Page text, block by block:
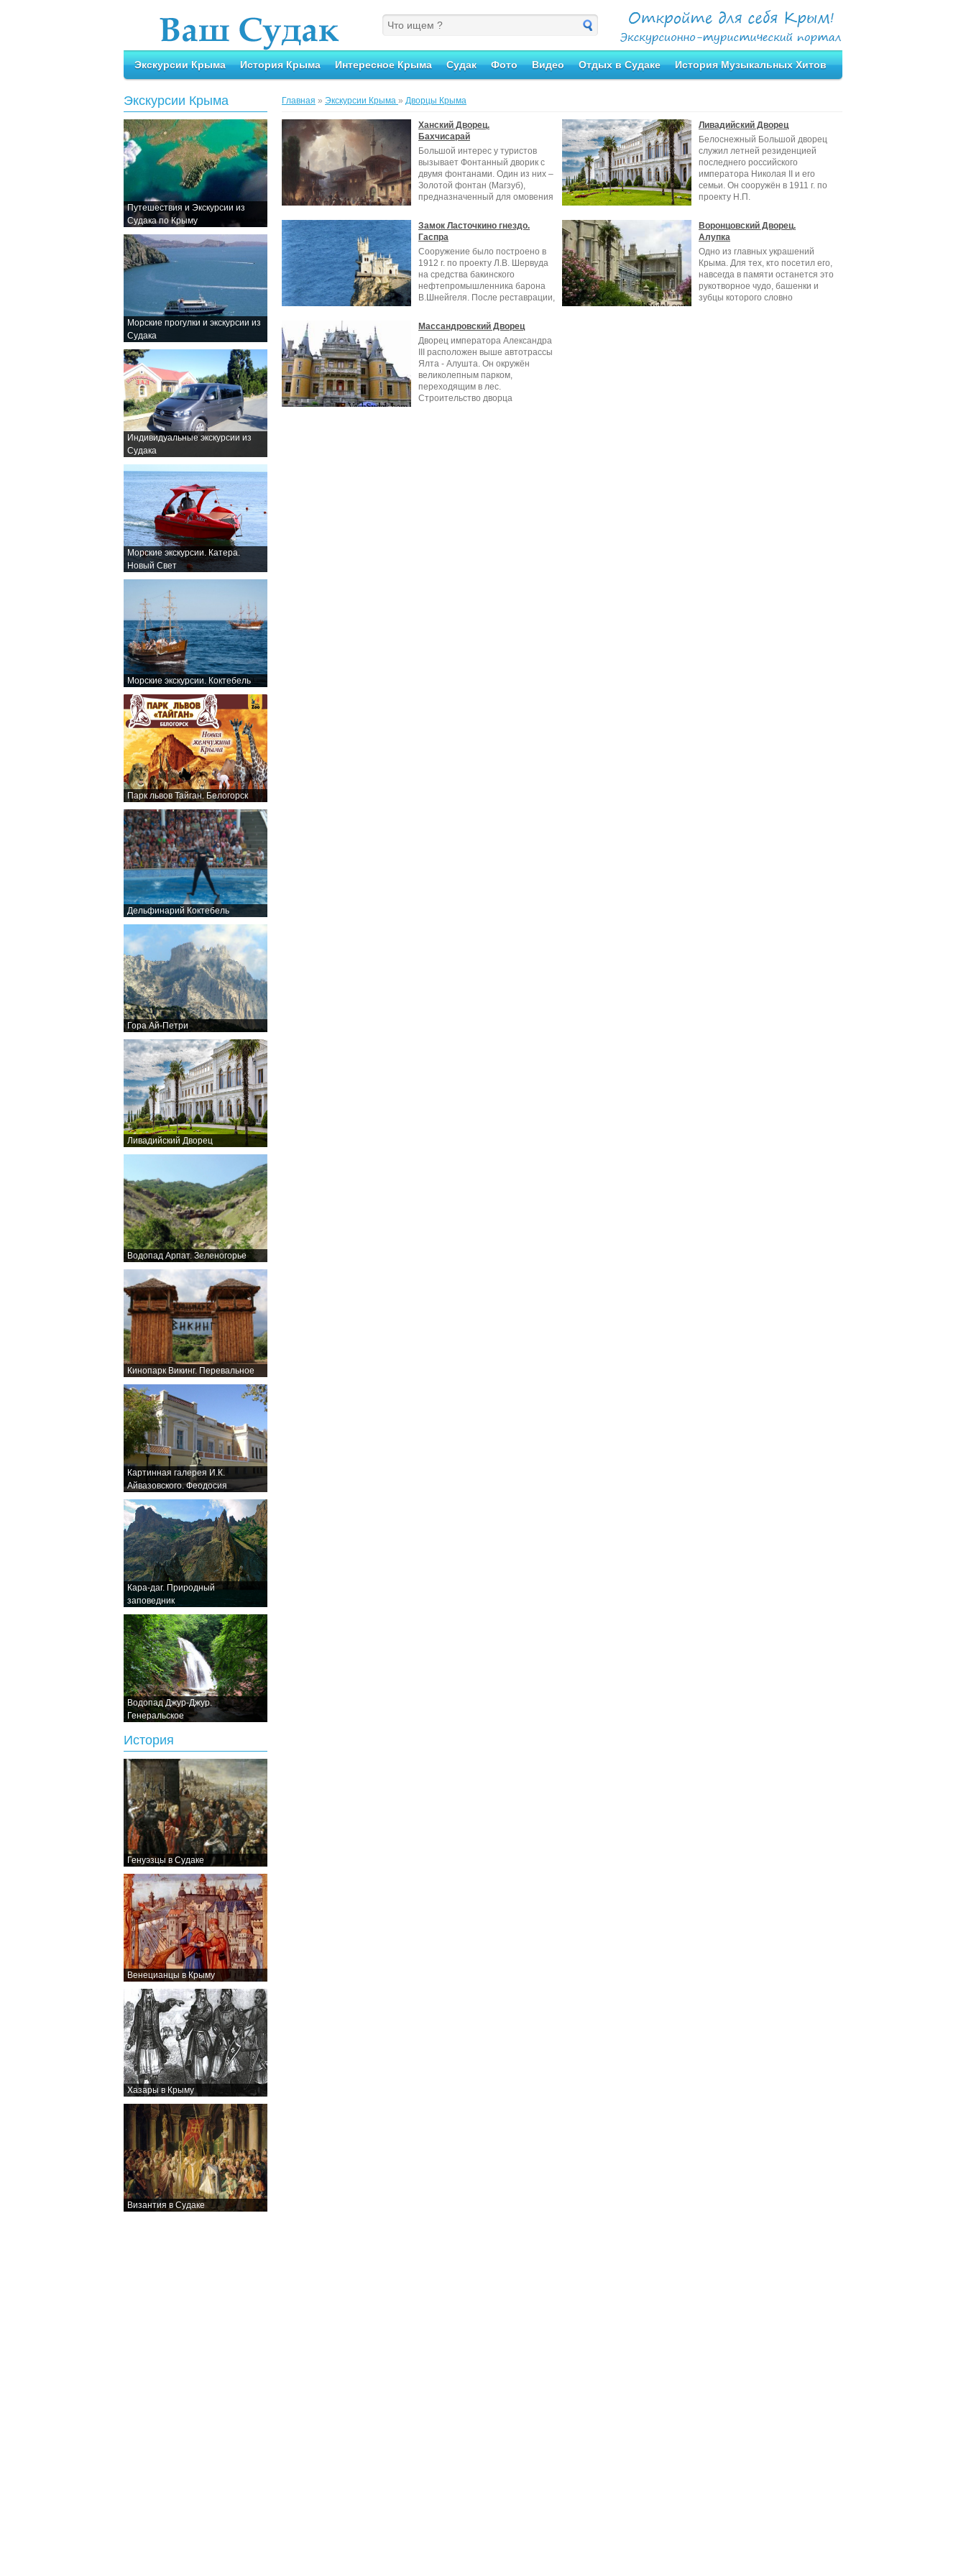
Экскурсии Крыма История Крыма Интересное Крыма Судак Фото Видео Отдых в Судаке История Музыкальных Хитов
Экскурсии Крыма
Путешествия и Экскурсии из
Судака по Крыму
Морские прогулки и экскурсии из
Судака
Индивидуальные экскурсии из
Судака
Морские экскурсии. Катера.
Новый Свет
Морские экскурсии. Коктебель
Парк львов Тайган. Белогорск
Дельфинарий Коктебель
Гора Ай-Петри
Ливадийский Дворец
Водопад Арпат. Зеленогорье
Кинопарк Викинг. Перевальное
Картинная галерея И.К.
Айвазовского. Феодосия
Кара-даг. Природный
заповедник
Водопад Джур-Джур.
Генеральское
История
Генуэзцы в Судаке
Венецианцы в Крыму
Хазары в Крыму
Византия в Судаке
Главная » Экскурсии Крыма » Дворцы Крыма
Ханский Дворец.
Бахчисарай
Большой интерес у туристов
вызывает Фонтанный дворик с
двумя фонтанами. Один из них –
Золотой фонтан (Магзуб),
предназначенный для омовения
Ливадийский Дворец
Белоснежный Большой дворец
служил летней резиденцией
последнего российского
императора Николая II и его
семьи. Он сооружён в 1911 г. по
проекту Н.П.
Замок Ласточкино гнездо.
Гаспра
Сооружение было построено в
1912 г. по проекту Л.В. Шервуда
на средства бакинского
нефтепромышленника барона
В.Шнейгеля. После реставрации,
Воронцовский Дворец.
Алупка
Одно из главных украшений
Крыма. Для тех, кто посетил его,
навсегда в памяти останется это
рукотворное чудо, башенки и
зубцы которого словно
Массандровский Дворец
Дворец императора Александра
III расположен выше автотрассы
Ялта - Алушта. Он окружён
великолепным парком,
переходящим в лес.
Строительство дворца